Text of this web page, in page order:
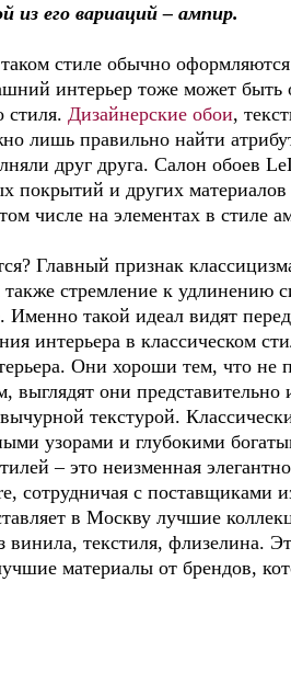
из его вариаций – ампир.
стиле обычно
интерьер тоже может
стиля. Дизайнерские обои,
лишь правильно найти
друг друга. Салон обоев
покрытий и других
числе на элементах в стиле
Главный признак
стремление к удлинению
Именно такой идеал видят
интерьера в классическом
Они хороши тем, что не
выглядят они
текстурой.
узорами и глубокими
– это неизменная
сотрудничая с поставщиками
в Москву лучшие
винила, текстиля, флизелина.
материалы от брендов,